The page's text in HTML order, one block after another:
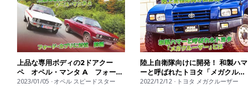
上品な専用ボディの2ドアクー
ペ オペル・マンタ A フォー
ド・カプリに対抗 前編 | 車の話
2023/01/05 オペル スピードスター
陸上自衛隊向けに開発！ 和製ハマ
ーと呼ばれたトヨタ「メガクルー
ザー」とは | 車の話
2022/12/12 トヨタ メガクルーザー